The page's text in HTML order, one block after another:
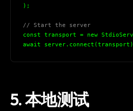
);
// Start the server
const transport = new
await
5. 本地测试
MCP pick of the week